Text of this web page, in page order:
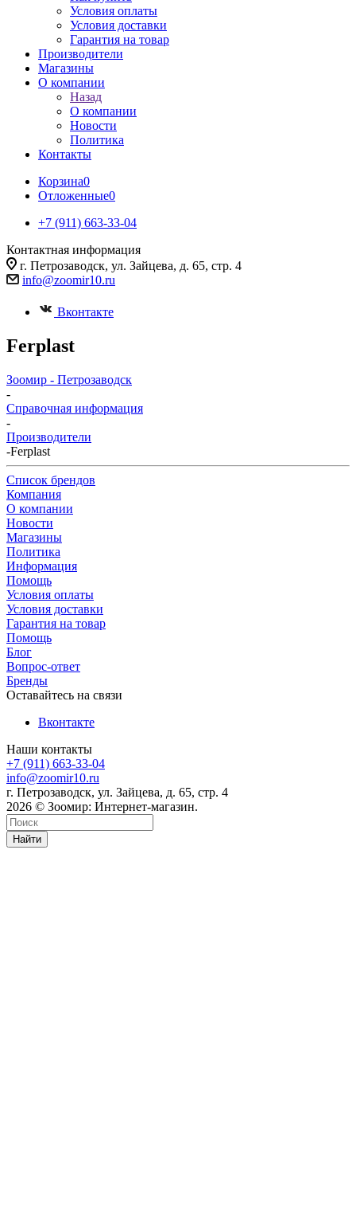
Условия оплаты
Условия доставки
Гарантия на товар
Производители
Магазины
О компании
Назад
О компании
Новости
Политика
Контакты
Корзина0
Отложенные0
+7 (911) 663-33-04
Контактная информация
г. Петрозаводск, ул. Зайцева, д. 65, стр. 4
info@zoomir10.ru
Вконтакте
Ferplast
Зоомир - Петрозаводск
-
Справочная информация
-
Производители
-Ferplast
Список брендов
Компания
О компании
Новости
Магазины
Политика
Информация
Помощь
Условия оплаты
Условия доставки
Гарантия на товар
Помощь
Блог
Вопрос-ответ
Бренды
Оставайтесь на связи
Вконтакте
Наши контакты
+7 (911) 663-33-04
info@zoomir10.ru
г. Петрозаводск, ул. Зайцева, д. 65, стр. 4
2026 © Зоомир: Интернет-магазин.
Найти